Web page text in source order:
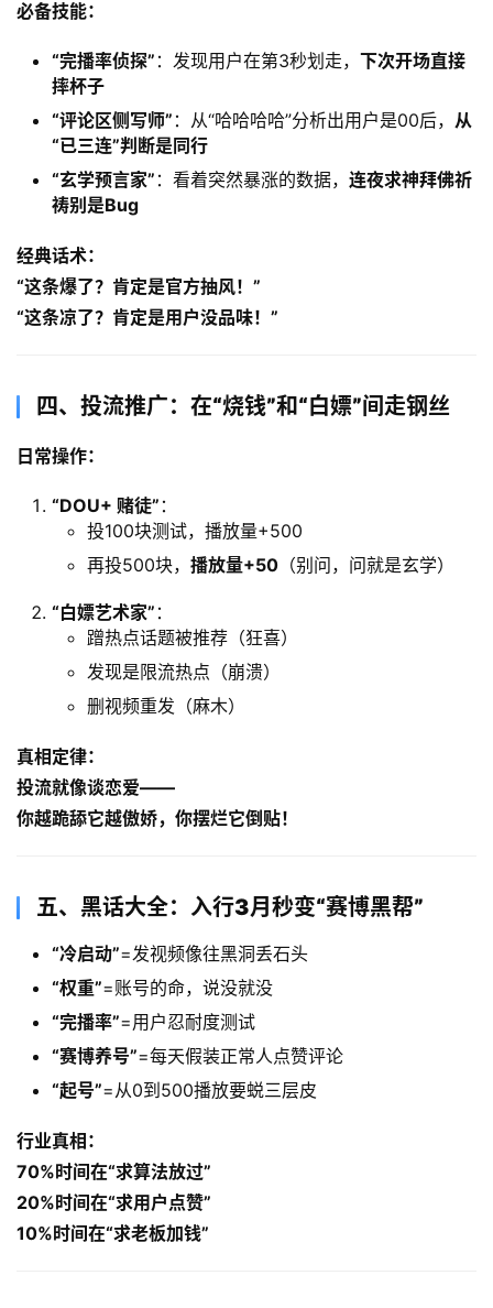
必备技能：​
​“完播率侦探”​ ：发现用户在第3秒划走，​ 下次开场直接
摔杯子
​“评论区侧写师”​ ：从“哈哈哈哈”分析出用户是00后，​ 从
“已三连”判断是同行
​“玄学预言家”​ ：看着突然暴涨的数据，​ 连夜求神拜佛祈
祷别是Bug
经典话术：​
​“这条爆了？肯定是官方抽风！”​
​“这条凉了？肯定是用户没品味！”​
四、投流推广：在“烧钱”和“白嫖”间走钢丝
日常操作：​
​“DOU+ 赌徒”​ ：
投100块测试，播放量+500
再投500块，​ 播放量+50 ​（别问，问就是玄学）
​“白嫖艺术家”​ ：
蹭热点话题被推荐（狂喜）
发现是限流热点（崩溃）
删视频重发（麻木）
真相定律：​
投流就像谈恋爱——
你越跪舔它越傲娇，你摆烂它倒贴！​
五、黑话大全：入行3月秒变“赛博黑帮”​
​“冷启动”​=发视频像往黑洞丢石头
​“权重”​=账号的命，说没就没
​“完播率”​=用户忍耐度测试
​“赛博养号”​=每天假装正常人点赞评论
​“起号”​=从0到500播放要蜕三层皮
行业真相：​
70%时间在“求算法放过”​
20%时间在“求用户点赞”​
10%时间在“求老板加钱”​